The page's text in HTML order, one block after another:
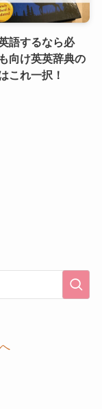
語するなら必
向け英英辞典の
これ一択！